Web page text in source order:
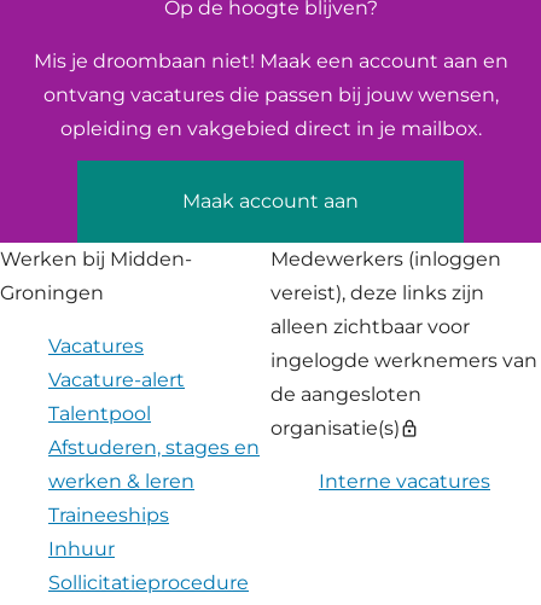
Op de hoogte blijven?
Mis je droombaan niet! Maak een account aan en
ontvang vacatures die passen bij jouw wensen,
opleiding en vakgebied direct in je mailbox.
Maak account aan
Werken bij Midden-
Groningen
Vacatures
Vacature-alert
Talentpool
Afstuderen, stages en
werken & leren
Traineeships
Inhuur
Sollicitatieprocedure
Medewerkers (inloggen
vereist), deze links zijn
alleen zichtbaar voor
ingelogde werknemers van
de aangesloten
organisatie(s)lock
Interne vacatures